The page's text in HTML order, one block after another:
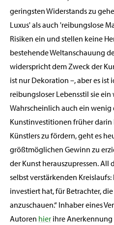
geringsten Widerstands zu
Luxus' als auch 'reibungslose
Risiken ein und stellen keine
bestehende Weltanschauung
widerspricht dem Zweck der
ist nur Dekoration –, aber es ist
reibungsloser Lebensstil sie
Wahrscheinlich auch ein wenig
Kunstinvestitionen früher darin
Künstlers zu fördern, geht es
größtmöglichen Gewinn zu
der Kunst herauszupressen. All
selbst verstärkenden
investiert hat, für Betrachter,
anzuschauen.“ Inhaber eines
Autoren hier ihre Anerkennung